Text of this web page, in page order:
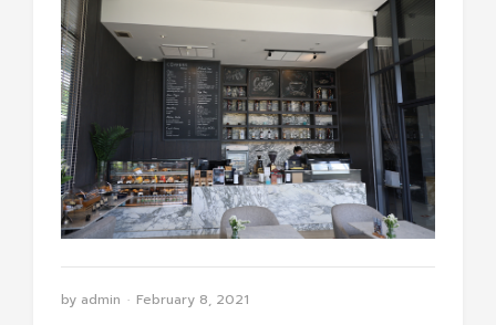
by admin February 8, 2021